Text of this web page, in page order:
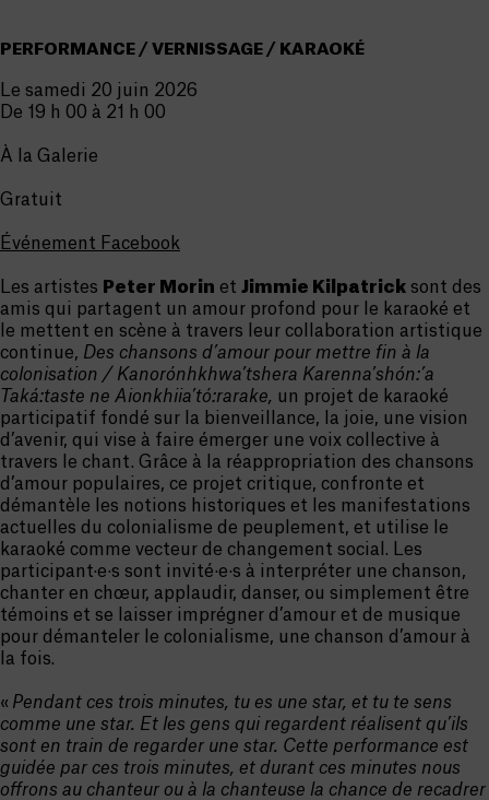
PERFORMANCE / VERNISSAGE / KARAOKÉ
Le samedi 20 juin 2026
De 19 h 00 à 21 h 00
À la Galerie
Gratuit
Événement Facebook
Les artistes Peter Morin et Jimmie Kilpatrick sont des
amis qui partagent un amour profond pour le karaoké et
le mettent en scène à travers leur collaboration artistique
continue, Des chansons d’amour pour mettre fin à la
colonisation / Kanorónhkhwa’tshera Karenna’shón:’a
Taká:taste ne Aionkhiia’tó:rarake, un projet de karaoké
participatif fondé sur la bienveillance, la joie, une vision
d’avenir, qui vise à faire émerger une voix collective à
travers le chant. Grâce à la réappropriation des chansons
d’amour populaires, ce projet critique, confronte et
démantèle les notions historiques et les manifestations
actuelles du colonialisme de peuplement, et utilise le
karaoké comme vecteur de changement social. Les
participant·e·s sont invité·e·s à interpréter une chanson,
chanter en chœur, applaudir, danser, ou simplement être
témoins et se laisser imprégner d’amour et de musique
pour démanteler le colonialisme, une chanson d’amour à
la fois.
« Pendant ces trois minutes, tu es une star, et tu te sens
comme une star. Et les gens qui regardent réalisent qu’ils
sont en train de regarder une star. Cette performance est
guidée par ces trois minutes, et durant ces minutes nous
offrons au chanteur ou à la chanteuse la chance de recadrer